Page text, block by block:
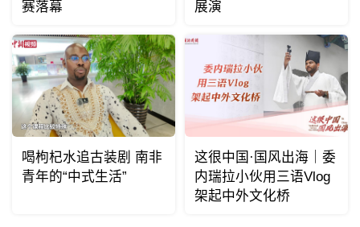
赛落幕
展演
喝枸杞水追古装剧 南非
青年的“中式生活”
这很中国·国风出海｜委
内瑞拉小伙用三语Vlog
架起中外文化桥